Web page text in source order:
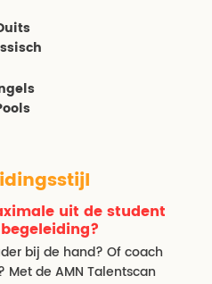
uit de student
bij de hand? Of coach
Met de AMN Talentscan